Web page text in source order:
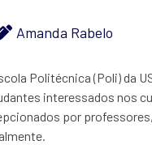
Amanda Rabelo
Politécnica (Poli) da
interessados nos
por